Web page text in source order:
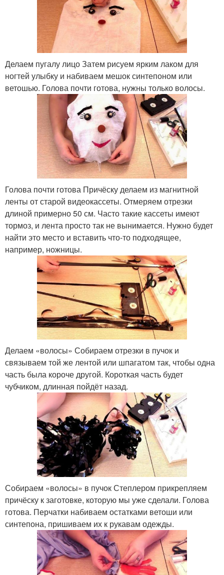
Делаем пугалу лицо Затем рисуем ярким лаком для
ногтей улыбку и набиваем мешок синтепоном или
ветошью. Голова почти готова, нужны только волосы.
Голова почти готова Причёску делаем из магнитной
ленты от старой видеокассеты. Отмеряем отрезки
длиной примерно 50 см. Часто такие кассеты имеют
тормоз, и лента просто так не вынимается. Нужно будет
найти это место и вставить что-то подходящее,
например, ножницы.
Делаем «волосы» Собираем отрезки в пучок и
связываем той же лентой или шпагатом так, чтобы одна
часть была короче другой. Короткая часть будет
чубчиком, длинная пойдёт назад.
Собираем «волосы» в пучок Степлером прикрепляем
причёску к заготовке, которую мы уже сделали. Голова
готова. Перчатки набиваем остатками ветоши или
синтепона, пришиваем их к рукавам одежды.